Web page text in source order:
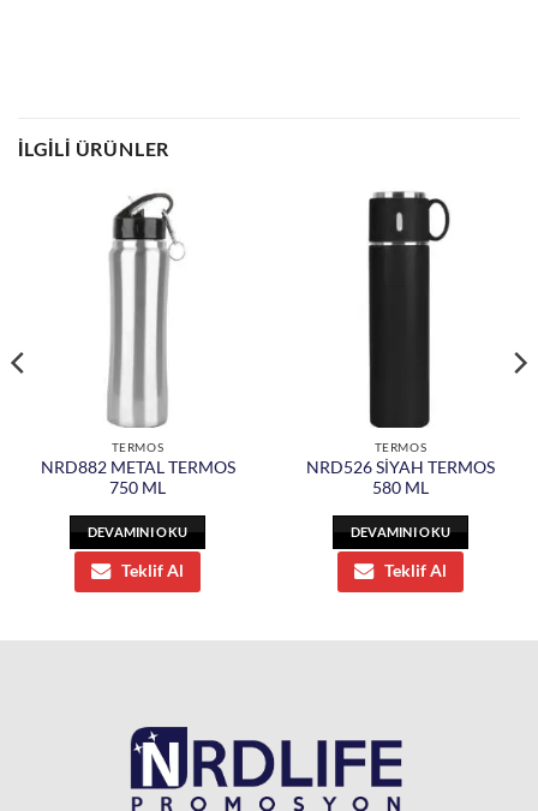
İLGILI ÜRÜNLER
TERMOS
NRD882 METAL TERMOS
750 ML
DEVAMINI OKU
Teklif Al
TERMOS
NRD526 SİYAH TERMOS
580 ML
DEVAMINI OKU
Teklif Al